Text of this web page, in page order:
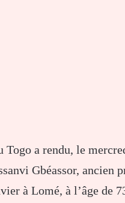
a rendu, le
Gbéassor, ancien
à Lomé, à l’âge de